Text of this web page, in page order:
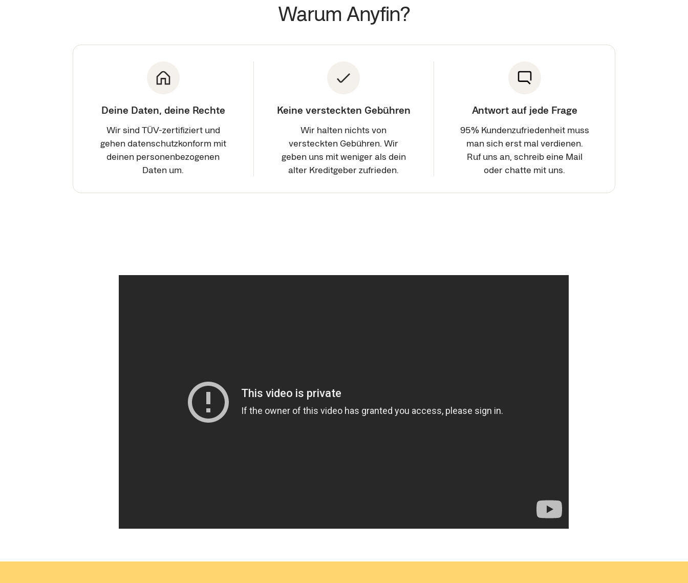
Warum Anyfin?
Deine Daten, deine Rechte
Wir sind TÜV-zertifiziert und
gehen datenschutzkonform mit
deinen personenbezogenen
Daten um.
Keine versteckten Gebühren
Wir halten nichts von
versteckten Gebühren. Wir
geben uns mit weniger als dein
alter Kreditgeber zufrieden.
Antwort auf jede Frage
95% Kundenzufriedenheit muss
man sich erst mal verdienen.
Ruf uns an, schreib eine Mail
oder chatte mit uns.